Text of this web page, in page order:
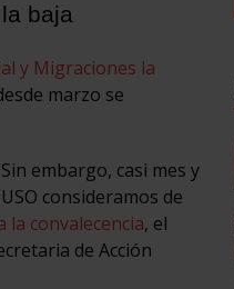
baja
y Migraciones la
marzo se
embargo, casi mes y
consideramos de
la convalecencia, el
de Acción